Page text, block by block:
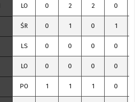
LO 0 2 2 0
ŚR 0 1 0 1
LS 0 0 0 0
LO 0 0 0 0
PO 1 1 1 0